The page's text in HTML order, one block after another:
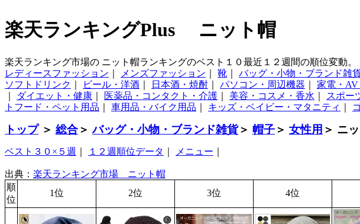
楽天ランキングPlus ニット帽
楽天ランキング市場の ニット帽ランキングのベスト１０最近１２週間の順位変動。
レディースファッション
メンズファッション 靴 バッグ・小物・ブランド雑
ソフトドリンク
ビール・洋酒 日本酒・焼酎 パソコン・周辺機器 家電・AV
ダイエット・健康 医薬品・コンタクト・介護 美容・コスメ・香水 スポー
トフード・ペット用品
車用品・バイク用品 キッズ・ベイビー・マタニティ
トップ＞ 総合＞バッグ・小物・ブランド雑貨＞ 帽子＞ 女性用 ＞ ニ
ベスト３０×５週 １２週順位データ メニュー
出典： 楽天ランキング市場 ニット帽
順
位
1位 2位 3位 4位